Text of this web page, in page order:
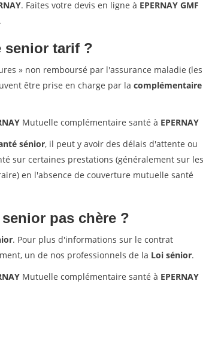
. Faites votre devis en ligne à EPERNAY GMF
.
senior tarif ?
» non remboursé par l'assurance maladie (les
être prise en charge par la complémentaire
Mutuelle complémentaire santé à EPERNAY
sénior, il peut y avoir des délais d'attente ou
sur certaines prestations (généralement sur les
en l'absence de couverture mutuelle santé
pas chère ?
. Pour plus d'informations sur le contrat
un de nos professionnels de la Loi sénior.
Mutuelle complémentaire santé à EPERNAY